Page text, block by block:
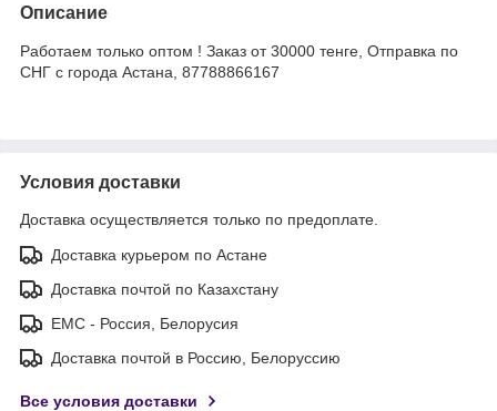
Описание
Работаем только оптом ! Заказ от 30000 тенге, Отправка по
СНГ с города Астана, 87788866167
Условия доставки
Доставка осуществляется только по предоплате.
Доставка курьером по Астане
Доставка почтой по Казахстану
ЕМС - Россия, Белорусия
Доставка почтой в Россию, Белоруссию
Все условия доставки